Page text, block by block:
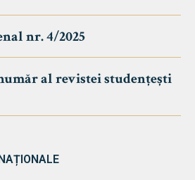
nr. 4/2025
al revistei studențești